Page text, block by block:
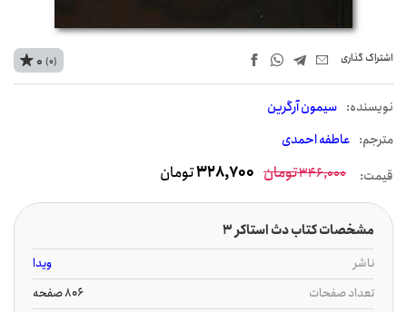
اشتراک‌ گذاری
نويسنده: سیمون آرگرین
مترجم: عاطفه احمدی
0 (0)
قیمت: 346,000تومان 328,700تومان
مشخصات کتاب دث استاکر 3
ناشر
ویدا
تعداد صفحات
806 صفحه